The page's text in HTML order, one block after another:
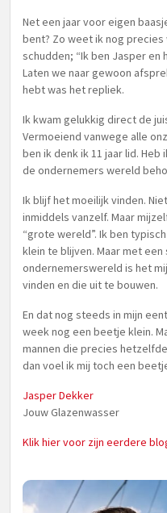
Net een jaar voor eigen
bent? Zo weet ik nog
schudden; “Ik ben Jasper en
Laten we naar gewoon
hebt was het repliek.
Ik kwam gelukkig direct de
Vermoeiend vanwege alle
ben ik denk ik 11 jaar lid.
de ondernemers wereld
Ik blijf het moeilijk vinden.
inmiddels vanzelf. Maar
“grote wereld”. Ik ben
klein te blijven. Maar met
ondernemerswereld is het
vinden en die uit te bouwen.
En dat nog steeds in mijn
week nog een beetje klein.
mannen die precies
dan voel ik mij toch een
Jasper Dekker
Jouw Glazenwasser
Klik hier voor zijn eerdere